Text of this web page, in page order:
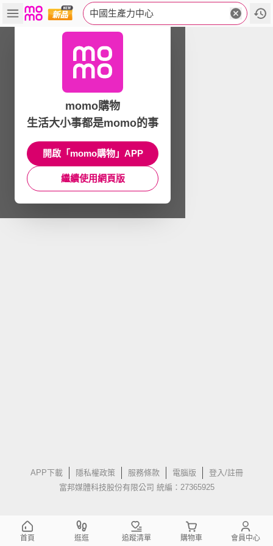
中國生產力中心
APP下載 隱私權政策 服務條款 電腦版
登入/註冊
富邦媒體科技股份有限公司 統編：27365925
momo購物
生活大小事都是momo的事
開啟「momo購物」APP
繼續使用網頁版
首頁 逛逛 追蹤清單 購物車 會員中心